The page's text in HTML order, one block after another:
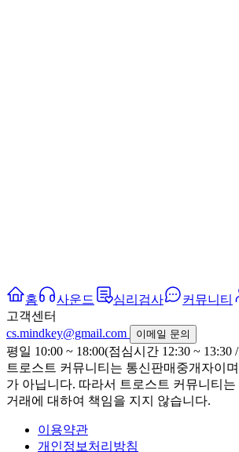
홈 사운드 심리검사 커뮤니티
고객센터
cs.mindkey@gmail.com
이메일 문의
평일 10:00 ~ 18:00(점심시간 12:30 ~
트로스트 커뮤니티는 통신판매중개자이
가 아닙니다. 따라서 트로스트 커뮤니티
거래에 대하여 책임을 지지 않습니다.
이용약관
개인정보처리방침